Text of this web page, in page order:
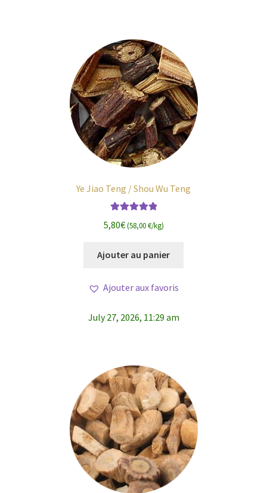
Ye Jiao Teng / Shou Wu Teng
5,80€(58,00 €/kg)
Ajouter au panier
Ajouter aux favoris
July 27, 2026, 11:29 am